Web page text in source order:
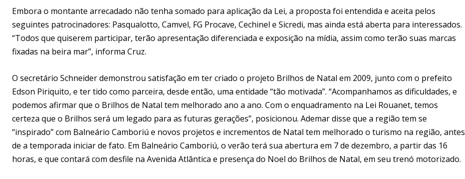
Embora o montante arrecadado não tenha somado para aplicação da Lei, a proposta foi entendida e aceita pelos
seguintes patrocinadores: Pasqualotto, Camvel, FG Procave, Cechinel e Sicredi, mas ainda está aberta para interessados.
“Todos que quiserem participar, terão apresentação diferenciada e exposição na mídia, assim como terão suas marcas
fixadas na beira mar”, informa Cruz.
O secretário Schneider demonstrou satisfação em ter criado o projeto Brilhos de Natal em 2009, junto com o prefeito
Edson Piriquito, e ter tido como parceira, desde então, uma entidade “tão motivada”. “Acompanhamos as dificuldades, e
podemos afirmar que o Brilhos de Natal tem melhorado ano a ano. Com o enquadramento na Lei Rouanet, temos
certeza que o Brilhos será um legado para as futuras gerações”, posicionou. Ademar disse que a região tem se
“inspirado” com Balneário Camboriú e novos projetos e incrementos de Natal tem melhorado o turismo na região, antes
de a temporada iniciar de fato. Em Balneário Camboriú, o verão terá sua abertura em 7 de dezembro, a partir das 16
horas, e que contará com desfile na Avenida Atlântica e presença do Noel do Brilhos de Natal, em seu trenó motorizado.